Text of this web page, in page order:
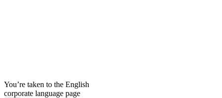
You’re taken to the English
corporate language page